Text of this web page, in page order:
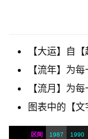
务
员
【大运】自
【流年】为
【流月】为
图表中的【文
区间 1987 1990